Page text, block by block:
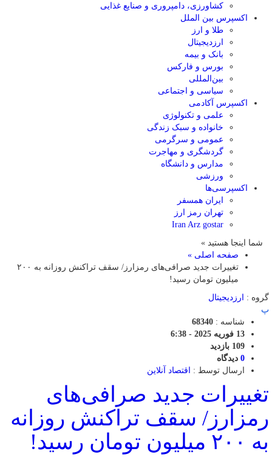
کشاورزی، دامپروری و صنایع غذایی
اکسپرس بین الملل
طلا و ارز
ارزدیجیتال
بانک و بیمه
بورس و فارکس
بین‌المللی
سیاسی و اجتماعی
اکسپرس آکادمی
علمی و تکنولوژی
خانواده و سبک زندگی
عمومی و سرگرمی
گردشگری و مهاجرت
مدارس و دانشگاه
ورزشی
اکسپرسی‌ها
ایران همسفر
تهران رمز ارز
Iran Arz gostar
شما اینجا هستید »
صفحه اصلی »
تغییرات جدید صرافی‌های رمزارز/ سقف تراکنش روزانه به ۲۰۰
میلیون تومان رسید!
گروه :
ارزدیجیتال
پ
شناسه : 68340
13 فوریه 2025 - 6:38
109 بازدید
0 دیدگاه
ارسال توسط :
اقتصاد آنلاین
تغییرات جدید صرافی‌های
رمزارز/ سقف تراکنش روزانه
به ۲۰۰ میلیون تومان رسید!